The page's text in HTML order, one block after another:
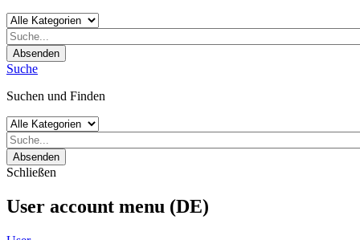
Absenden
Suche
Suchen und Finden
Absenden
Schließen
User account menu (DE)